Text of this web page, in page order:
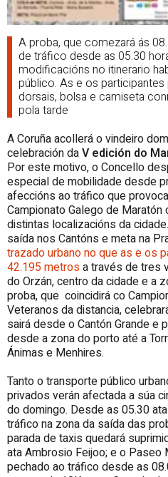
A proba, que comezará ás
de tráfico desde as 05.30
modificacións no itinerario
público. As e os
dorsais, bolsa e camiseta
pola tarde
A Coruña acollerá o vindeiro
celebración daV edición do
Por este motivo, o Concello
especial de mobilidade desde
afeccións ao tráfico que
Campionato Galego de
distintas localizacións da
saída nos Cantóns e meta na
trazado urbano no que as e os
42.195 metrosa través de tres
do Orzán, centro da cidade e a
proba, que coincidirá co
Veteranos da distancia,
sairá desde o Cantón Grande e
desde a zona do porto até a
Ánimas e Menhires.
Tanto o transporte público
privados verán afectada a súa
do domingo. Desde as 05.30
tráfico na zona da saída das
parada de taxis quedará
ata Ambrosio Feijoo; e o Paseo
pechado ao tráfico desde as